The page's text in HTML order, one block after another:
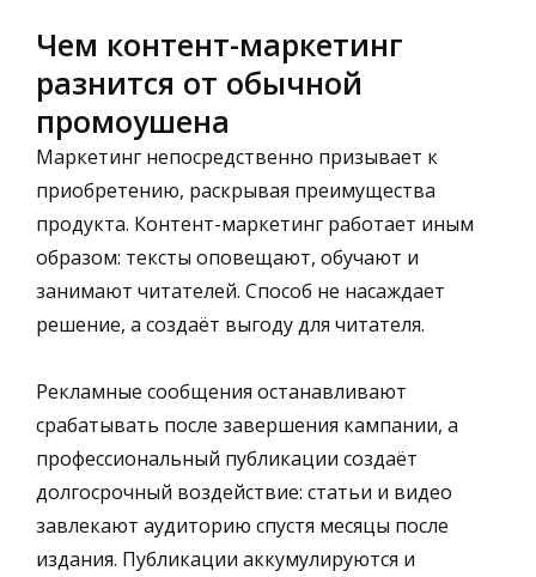
Чем контент-маркетинг
разнится от обычной
промоушена
Маркетинг непосредственно призывает к
приобретению, раскрывая преимущества
продукта. Контент-маркетинг работает иным
образом: тексты оповещают, обучают и
занимают читателей. Способ не насаждает
решение, а создаёт выгоду для читателя.
Рекламные сообщения останавливают
срабатывать после завершения кампании, а
профессиональный публикации создаёт
долгосрочный воздействие: статьи и видео
завлекают аудиторию спустя месяцы после
издания. Публикации аккумулируются и